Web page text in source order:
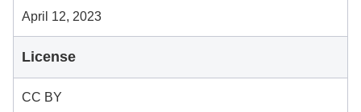
April 12, 2023
License
CC BY